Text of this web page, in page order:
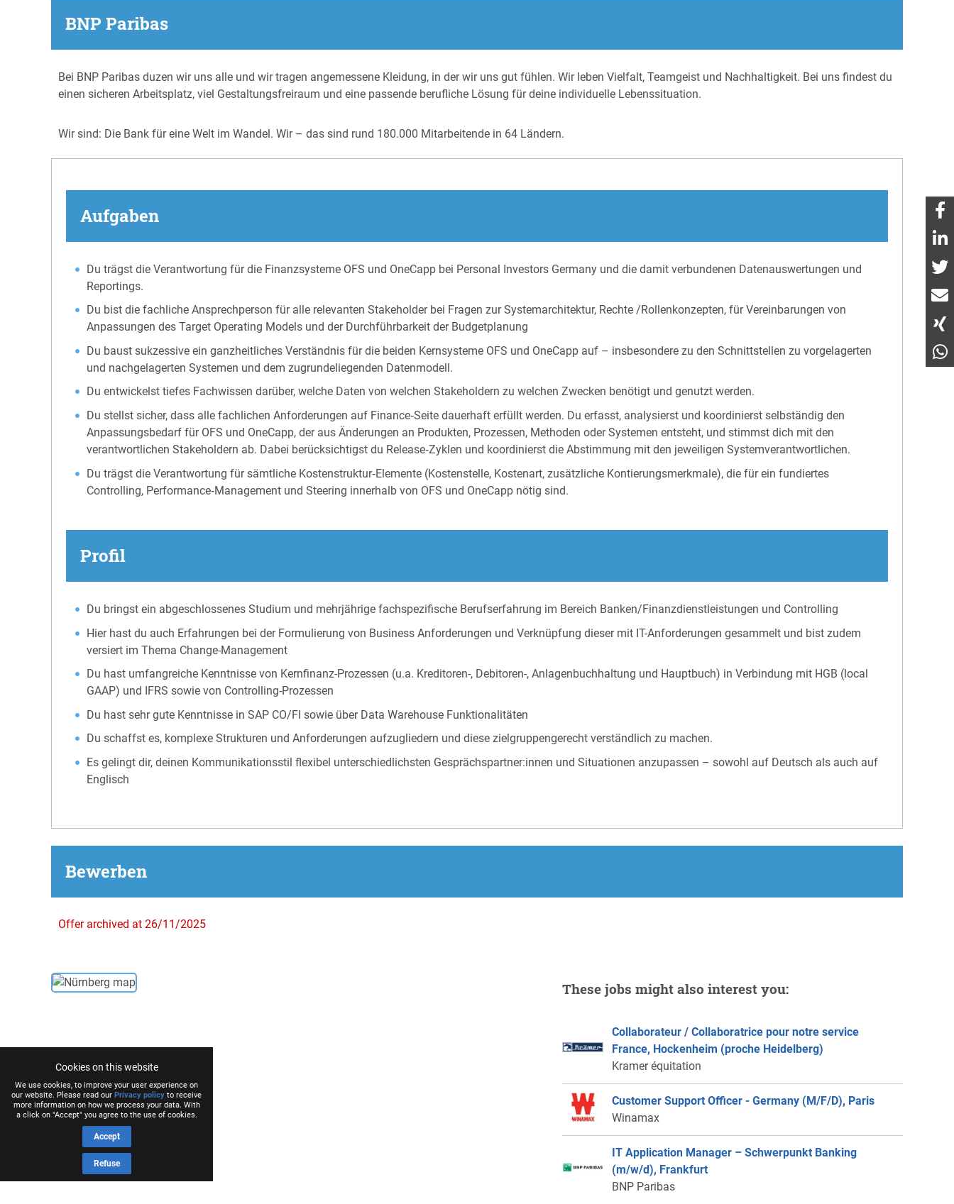
BNP Paribas
Bei BNP Paribas duzen wir uns alle und wir tragen angemessene Kleidung, in der wir uns gut fühlen. Wir leben Vielfalt, Teamgeist und Nachhaltigkeit. Bei uns findest du
einen sicheren Arbeitsplatz, viel Gestaltungsfreiraum und eine passende berufliche Lösung für deine individuelle Lebenssituation.
Wir sind: Die Bank für eine Welt im Wandel. Wir – das sind rund 180.000 Mitarbeitende in 64 Ländern.
Aufgaben
Du trägst die Verantwortung für die Finanzsysteme OFS und OneCapp bei Personal Investors Germany und die damit verbundenen Datenauswertungen und
Reportings.
Du bist die fachliche Ansprechperson für alle relevanten Stakeholder bei Fragen zur Systemarchitektur, Rechte /Rollenkonzepten, für Vereinbarungen von
Anpassungen des Target Operating Models und der Durchführbarkeit der Budgetplanung
Du baust sukzessive ein ganzheitliches Verständnis für die beiden Kernsysteme OFS und OneCapp auf – insbesondere zu den Schnittstellen zu vorgelagerten
und nachgelagerten Systemen und dem zugrundeliegenden Datenmodell.
Du entwickelst tiefes Fachwissen darüber, welche Daten von welchen Stakeholdern zu welchen Zwecken benötigt und genutzt werden.
Du stellst sicher, dass alle fachlichen Anforderungen auf Finance‑Seite dauerhaft erfüllt werden. Du erfasst, analysierst und koordinierst selbständig den
Anpassungsbedarf für OFS und OneCapp, der aus Änderungen an Produkten, Prozessen, Methoden oder Systemen entsteht, und stimmst dich mit den
verantwortlichen Stakeholdern ab. Dabei berücksichtigst du Release‑Zyklen und koordinierst die Abstimmung mit den jeweiligen Systemverantwortlichen.
Du trägst die Verantwortung für sämtliche Kostenstruktur‑Elemente (Kostenstelle, Kostenart, zusätzliche Kontierungsmerkmale), die für ein fundiertes
Controlling, Performance‑Management und Steering innerhalb von OFS und OneCapp nötig sind.
Profil
Du bringst ein abgeschlossenes Studium und mehrjährige fachspezifische Berufserfahrung im Bereich Banken/Finanzdienstleistungen und Controlling
Hier hast du auch Erfahrungen bei der Formulierung von Business Anforderungen und Verknüpfung dieser mit IT-Anforderungen gesammelt und bist zudem
versiert im Thema Change-Management
Du hast umfangreiche Kenntnisse von Kernfinanz-Prozessen (u.a. Kreditoren-, Debitoren-, Anlagenbuchhaltung und Hauptbuch) in Verbindung mit HGB (local
GAAP) und IFRS sowie von Controlling-Prozessen
Du hast sehr gute Kenntnisse in SAP CO/FI sowie über Data Warehouse Funktionalitäten
Du schaffst es, komplexe Strukturen und Anforderungen aufzugliedern und diese zielgruppengerecht verständlich zu machen.
Es gelingt dir, deinen Kommunikationsstil flexibel unterschiedlichsten Gesprächspartner:innen und Situationen anzupassen – sowohl auf Deutsch als auch auf
Englisch
Bewerben
Offer archived at 26/11/2025
These jobs might also interest you:
Collaborateur / Collaboratrice pour notre service
France, Hockenheim (proche Heidelberg)
Kramer équitation
Customer Support Officer - Germany (M/F/D), Paris
Winamax
IT Application Manager – Schwerpunkt Banking
(m/w/d), Frankfurt
BNP Paribas
Cookies on this website
We use cookies, to improve your user experience on
our website. Please read our Privacy policy to receive
more information on how we process your data. With
a click on "Accept" you agree to the use of cookies.
Accept
Refuse